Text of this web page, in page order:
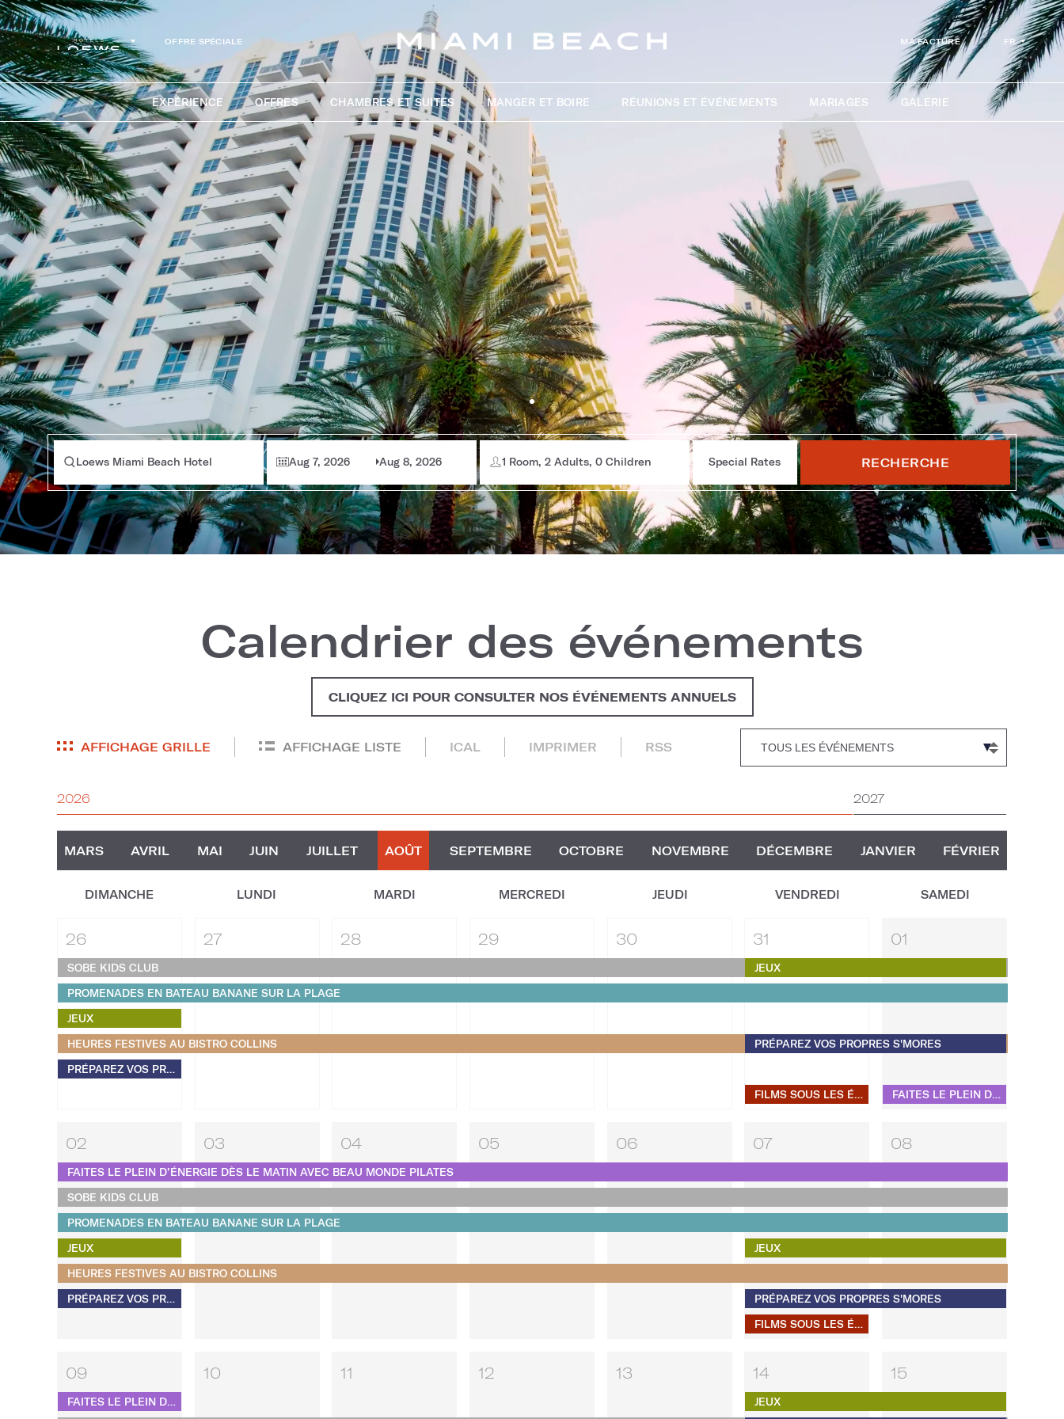
OFFRE SPÉCIALE MA FACTURE FR
EXPÉRIENCE OFFRES CHAMBRES ET SUITES MANGER ET BOIRE RÉUNIONS ET ÉVÉNEMENTS MARIAGES GALERIE
Loews Miami Beach Hotel Aug 7, 2026 Aug 8, 2026 1 Room, 2 Adults, 0 Children Special Rates RECHERCHE
Calendrier des événements
CLIQUEZ ICI POUR CONSULTER NOS ÉVÉNEMENTS ANNUELS
AFFICHAGE GRILLE AFFICHAGE LISTE ICAL IMPRIMER RSS
2026 2027
MARS AVRIL MAI JUIN JUILLET AOÛT SEPTEMBRE OCTOBRE NOVEMBRE DÉCEMBRE JANVIER FÉVRIER
DIMANCHE LUNDI MARDI MERCREDI JEUDI VENDREDI SAMEDI
26
SOBE KIDS CLUB
PROMENADES EN BATEAU BANANE SUR LA PLAGE
JEUX
HEURES FESTIVES AU BISTRO COLLINS
PRÉPAREZ VOS PROPRES S'MORES
27 28 29 30 31
JEUX
PRÉPAREZ VOS PROPRES S'MORES
FILMS SOUS LES ÉTOILES
01
FAITES LE PLEIN D’ÉNERGIE DÈS LE MATIN AVEC BEAU MONDE PILATES
02
FAITES LE PLEIN D’ÉNERGIE DÈS LE MATIN AVEC BEAU MONDE PILATES
SOBE KIDS CLUB
PROMENADES EN BATEAU BANANE SUR LA PLAGE
JEUX
HEURES FESTIVES AU BISTRO COLLINS
PRÉPAREZ VOS PROPRES S'MORES
03 04 05 06 07
JEUX
PRÉPAREZ VOS PROPRES S'MORES
FILMS SOUS LES ÉTOILES
08
09
FAITES LE PLEIN D’ÉNERGIE DÈS LE MATIN AVEC BEAU MONDE PILATES
10 11 12 13 14
JEUX
15